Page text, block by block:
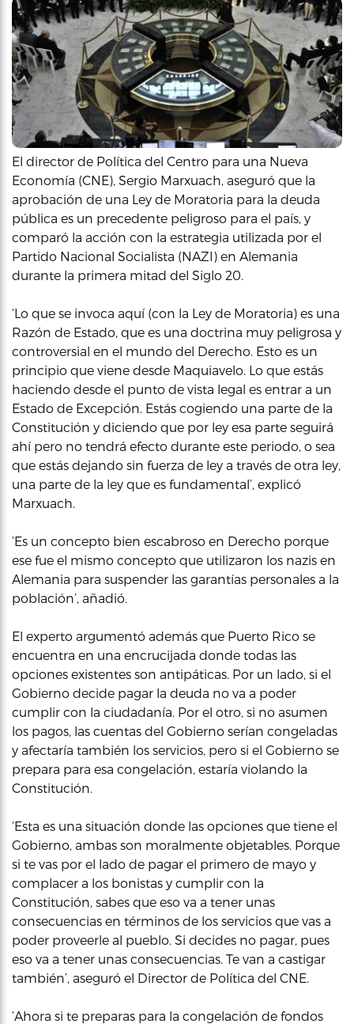
El director de Política del Centro para una Nueva
Economía (CNE), Sergio Marxuach, aseguró que la
aprobación de una Ley de Moratoria para la deuda
pública es un precedente peligroso para el país, y
comparó la acción con la estrategia utilizada por el
Partido Nacional Socialista (NAZI) en Alemania
durante la primera mitad del Siglo 20.
‘Lo que se invoca aquí (con la Ley de Moratoria) es una
Razón de Estado, que es una doctrina muy peligrosa y
controversial en el mundo del Derecho. Esto es un
principio que viene desde Maquiavelo. Lo que estás
haciendo desde el punto de vista legal es entrar a un
Estado de Excepción. Estás cogiendo una parte de la
Constitución y diciendo que por ley esa parte seguirá
ahí pero no tendrá efecto durante este periodo, o sea
que estás dejando sin fuerza de ley a través de otra ley,
una parte de la ley que es fundamental’, explicó
Marxuach.
‘Es un concepto bien escabroso en Derecho porque
ese fue el mismo concepto que utilizaron los nazis en
Alemania para suspender las garantías personales a la
población’, añadió.
El experto argumentó además que Puerto Rico se
encuentra en una encrucijada donde todas las
opciones existentes son antipáticas. Por un lado, si el
Gobierno decide pagar la deuda no va a poder
cumplir con la ciudadanía. Por el otro, si no asumen
los pagos, las cuentas del Gobierno serían congeladas
y afectaría también los servicios, pero si el Gobierno se
prepara para esa congelación, estaría violando la
Constitución.
‘Esta es una situación donde las opciones que tiene el
Gobierno, ambas son moralmente objetables. Porque
si te vas por el lado de pagar el primero de mayo y
complacer a los bonistas y cumplir con la
Constitución, sabes que eso va a tener unas
consecuencias en términos de los servicios que vas a
poder proveerle al pueblo. Si decides no pagar, pues
eso va a tener unas consecuencias. Te van a castigar
también’, aseguró el Director de Política del CNE.
‘Ahora si te preparas para la congelación de fondos